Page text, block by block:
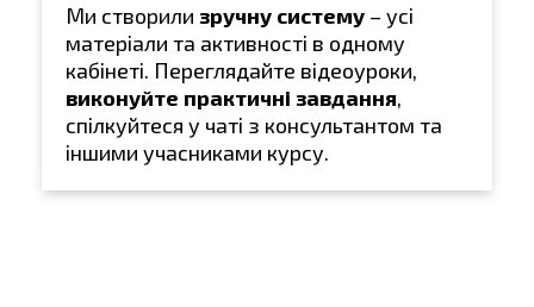
Ми створили зручну систему – усі
матеріали та активності в одному
кабінеті. Переглядайте відеоуроки,
виконуйте практичні завдання,
спілкуйтеся у чаті з консультантом та
іншими учасниками курсу.